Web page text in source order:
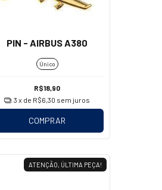
PIN - AIRBUS A380
Único
R$18,90
3 x de R$6,30 sem juros
COMPRAR
ATENÇÃO, ÚLTIMA PEÇA!